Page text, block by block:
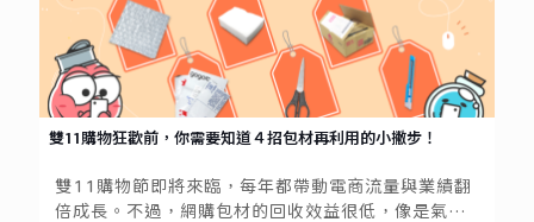
雙11購物狂歡前，你需要知道４招包材再利用的小撇步！
雙11購物節即將來臨，每年都帶動電商流量與業績翻
倍成長。不過，網購包材的回收效益很低，像是氣泡